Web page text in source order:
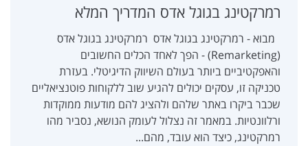
רמרקטינג בגוגל אדס המדריך המלא
מבוא - רמרקטינג בגוגל אדס רמרקטינג בגוגל אדס
(Remarketing) - הפך לאחד הכלים החשובים
והאפקטיביים ביותר בעולם השיווק הדיגיטלי. בעזרת
טכניקה זו, עסקים יכולים להגיע שוב ללקוחות פוטנציאליים
שכבר ביקרו באתר שלהם ולהציג להם מודעות ממוקדות
ורלוונטיות. במאמר זה נצלול לעומק הנושא, נסביר מהו
רמרקטינג, כיצד הוא עובד, מהם...